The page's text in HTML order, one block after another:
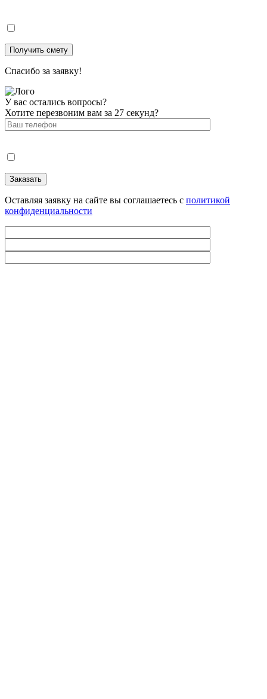
Спасибо за заявку!
У вас остались вопросы?
Хотите перезвоним вам за 27 секунд?
Оставляя заявку на сайте вы соглашаетесь с политикой
конфиденциальности